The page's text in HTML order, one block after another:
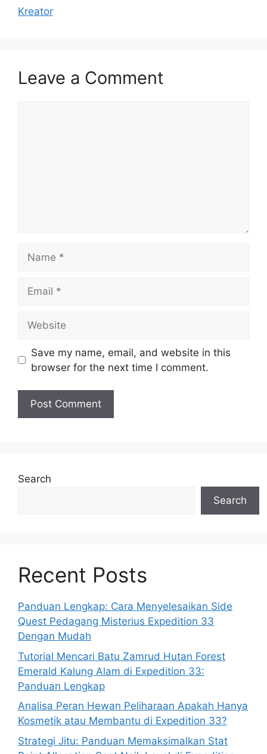
Kreator
Leave a Comment
Save my name, email, and website in this
browser for the next time I comment.
Search
Search
Recent Posts
Panduan Lengkap: Cara Menyelesaikan Side
Quest Pedagang Misterius Expedition 33
Dengan Mudah
Tutorial Mencari Batu Zamrud Hutan Forest
Emerald Kalung Alam di Expedition 33:
Panduan Lengkap
Analisa Peran Hewan Peliharaan Apakah Hanya
Kosmetik atau Membantu di Expedition 33?
Strategi Jitu: Panduan Memaksimalkan Stat